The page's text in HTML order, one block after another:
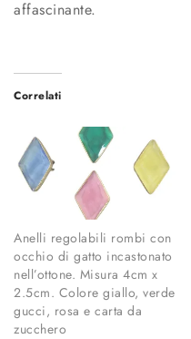
affascinante.
Correlati
Anelli regolabili rombi con
occhio di gatto incastonato
nell’ottone. Misura 4cm x
2.5cm. Colore giallo, verde
gucci, rosa e carta da
zucchero